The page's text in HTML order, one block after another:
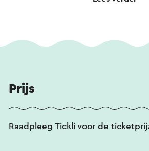
met een vleugje burlesque.
Prijs
Raadpleeg Tickli voor de